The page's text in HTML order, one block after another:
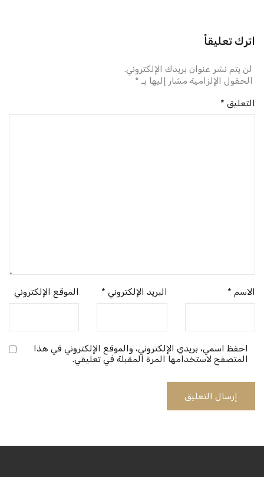
اترك تعليقاً
لن يتم نشر عنوان بريدك الإلكتروني.
الحقول الإلزامية مشار إليها بـ *
التعليق *
الاسم * البريد الإلكتروني * الموقع الإلكتروني
احفظ اسمي، بريدي الإلكتروني، والموقع الإلكتروني في هذا
المتصفح لاستخدامها المرة المقبلة في تعليقي.